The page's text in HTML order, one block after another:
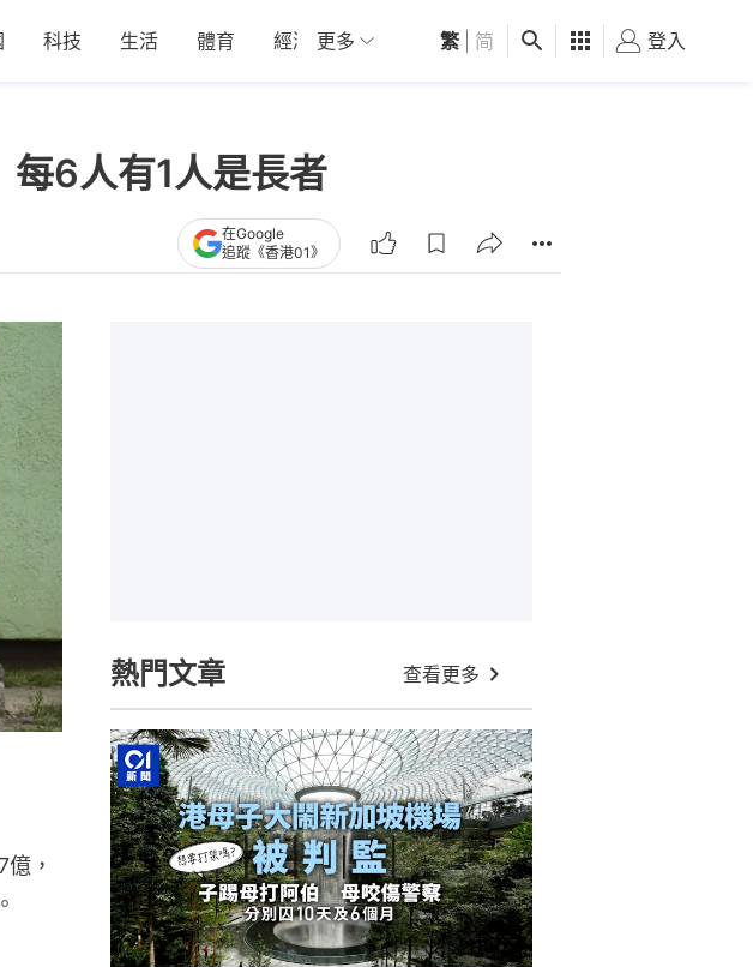
科技 生活 體育 經濟 01深圳 觀點 健康 好食玩飛
更多 繁 简 登入
6人有1人是長者
在Google
追蹤《香港01》
，
熱門文章 查看更多